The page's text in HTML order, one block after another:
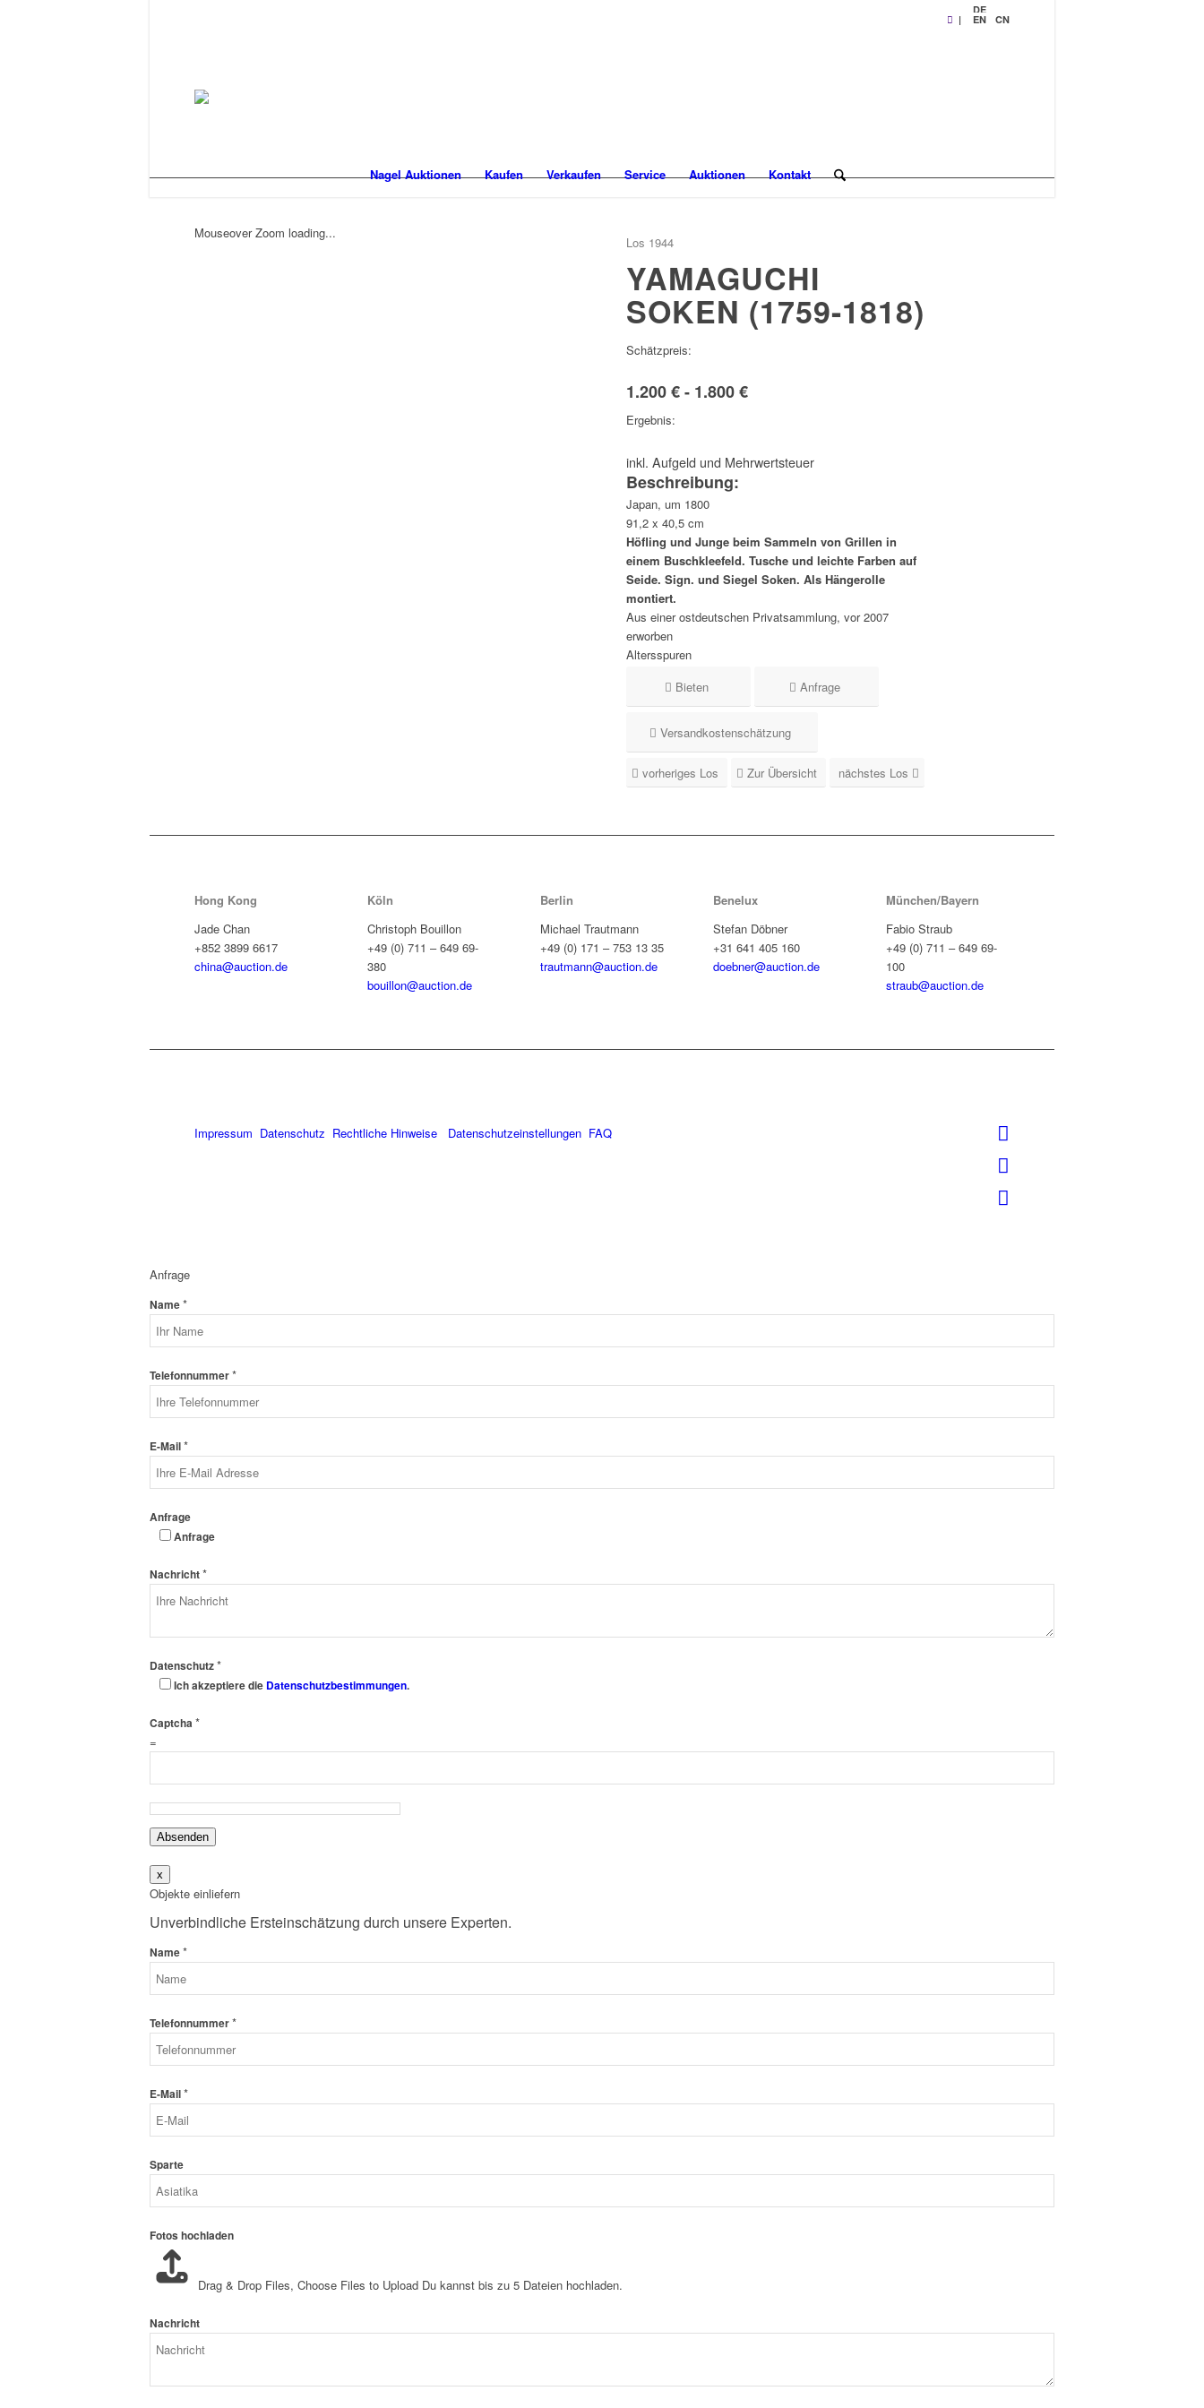
|
DE
EN CN
Nagel Auktionen Kaufen Verkaufen Service Auktionen Kontakt
Mouseover Zoom loading...
Los 1944
YAMAGUCHI
SOKEN (1759-1818)
Schätzpreis:
1.200 € - 1.800 €
Ergebnis:
inkl. Aufgeld und Mehrwertsteuer
Beschreibung:
Japan, um 1800
91,2 x 40,5 cm
Höfling und Junge beim Sammeln von Grillen in
einem Buschkleefeld. Tusche und leichte Farben auf
Seide. Sign. und Siegel Soken. Als Hängerolle
montiert.
Aus einer ostdeutschen Privatsammlung, vor 2007
erworben
Altersspuren
Bieten
Anfrage
Versandkostenschätzung
vorheriges Los Zur Übersicht nächstes Los
Hong Kong
Jade Chan
+852 3899 6617
china@auction.de
Köln
Christoph Bouillon
+49 (0) 711 – 649 69-
380
bouillon@auction.de
Berlin
Michael Trautmann
+49 (0) 171 – 753 13 35
trautmann@auction.de
Benelux
Stefan Döbner
+31 641 405 160
doebner@auction.de
München/Bayern
Fabio Straub
+49 (0) 711 – 649 69-
100
straub@auction.de
Impressum Datenschutz Rechtliche Hinweise Datenschutzeinstellungen FAQ
Anfrage
Name*
Telefonnummer*
E-Mail*
Anfrage
Anfrage
Nachricht*
Datenschutz*
Ich akzeptiere die Datenschutzbestimmungen.
Captcha *
=
Absenden
x
Objekte einliefern
Unverbindliche Ersteinschätzung durch unsere Experten.
Name*
Telefonnummer*
E-Mail*
Sparte
Fotos hochladen
Drag & Drop Files, Choose Files to Upload Du kannst bis zu 5 Dateien hochladen.
Nachricht